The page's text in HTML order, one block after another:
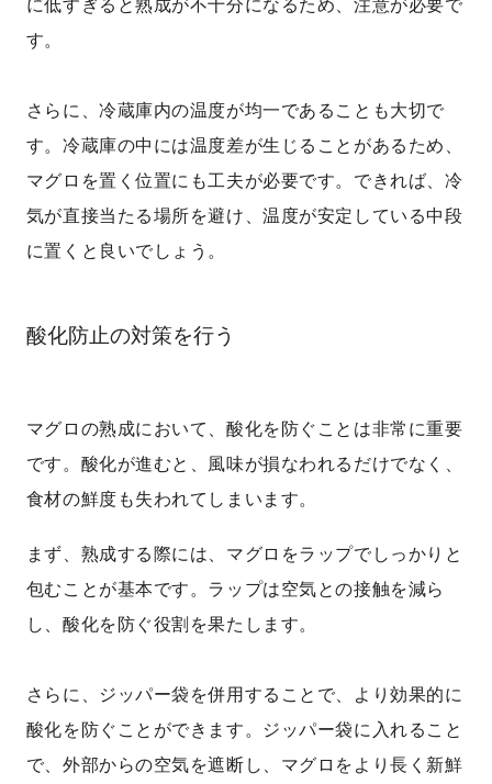
す。
さらに、冷蔵庫内の温度が均一であることも大切で
す。冷蔵庫の中には温度差が生じることがあるため、
マグロを置く位置にも工夫が必要です。できれば、冷
気が直接当たる場所を避け、温度が安定している中段
に置くと良いでしょう。
酸化防止の対策を行う
マグロの熟成において、酸化を防ぐことは非常に重要
です。酸化が進むと、風味が損なわれるだけでなく、
食材の鮮度も失われてしまいます。
まず、熟成する際には、マグロをラップでしっかりと
包むことが基本です。ラップは空気との接触を減ら
し、酸化を防ぐ役割を果たします。
さらに、ジッパー袋を併用することで、より効果的に
酸化を防ぐことができます。ジッパー袋に入れること
で、外部からの空気を遮断し、マグロをより長く新鮮